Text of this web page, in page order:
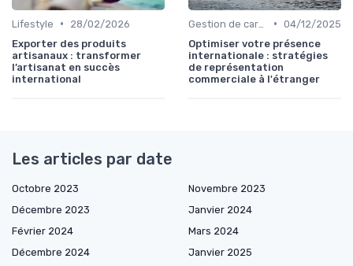
Lifestyle •
28/02/2026
Exporter des produits
artisanaux : transformer
l’artisanat en succès
international
• 04/12/2025
Optimiser votre présence
internationale : stratégies
de représentation
commerciale à l'étranger
Les articles par date
Octobre 2023
Novembre 2023
Décembre 2023
Janvier 2024
Février 2024
Mars 2024
Décembre 2024
Janvier 2025